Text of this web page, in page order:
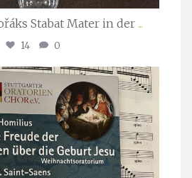
Stabat Mater in der ...
14 0
Nov. 29